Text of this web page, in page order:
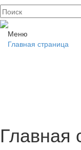
Меню
Главная страница
Главная